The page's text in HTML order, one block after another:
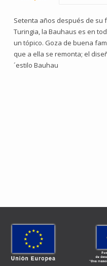
Setenta años después de su
Turingia, la Bauhaus es en
un tópico. Goza de buena
que a ella se remonta; el
´estilo Bauhau